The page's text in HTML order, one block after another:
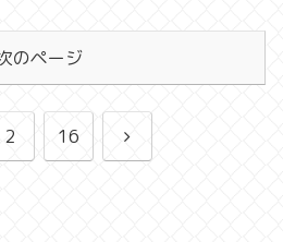
のページ
2 16
次